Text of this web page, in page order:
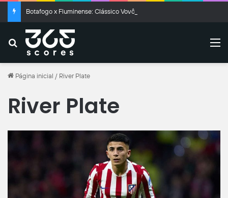
Buscar
Página inicial / River Plate
River Plate